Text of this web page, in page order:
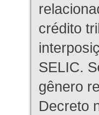
crédito
SELIC.
gênero
Decreto